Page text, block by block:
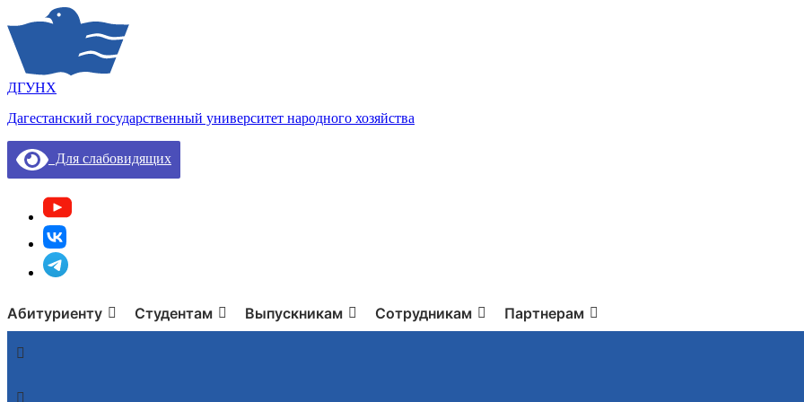
ДГУНХ
Дагестанский государственный университет народного хозяйства
Для слабовидящих
Абитуриенту Студентам Выпускникам Сотрудникам Партнерам